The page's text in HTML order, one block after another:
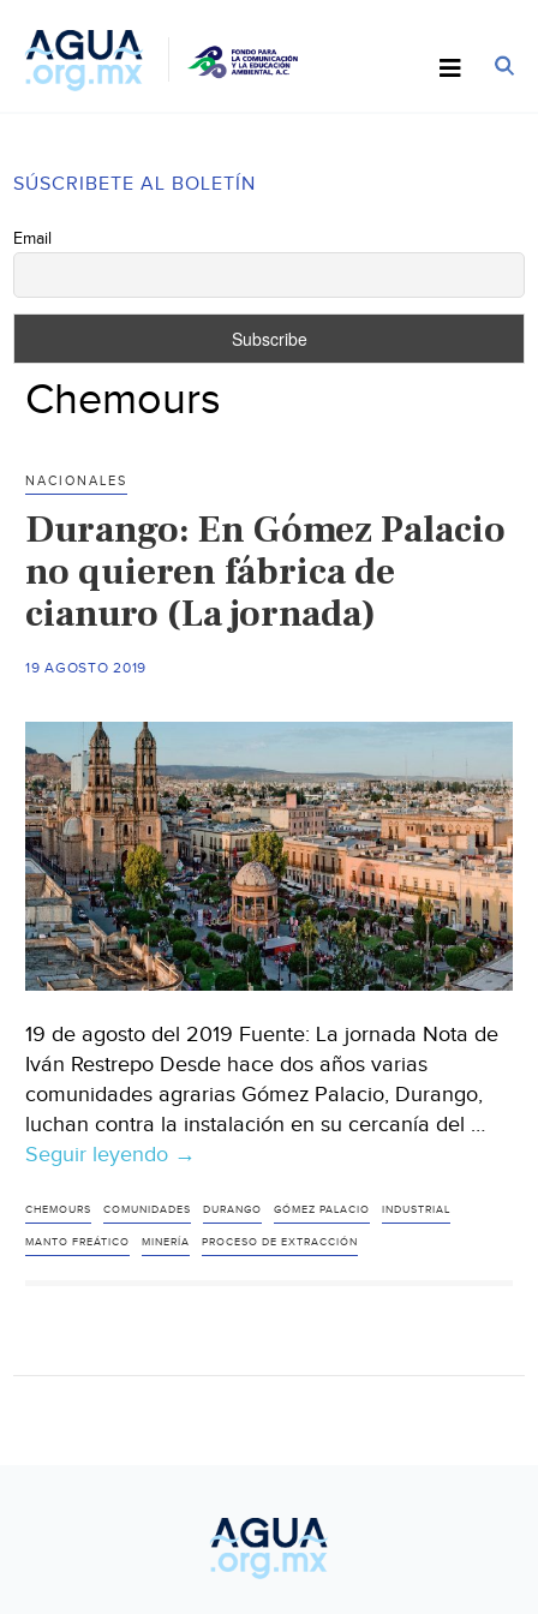
SÚSCRIBETE AL BOLETÍN
Email
Chemours
NACIONALES
Durango: En Gómez Palacio
no quieren fábrica de
cianuro (La jornada)
19 AGOSTO 2019
19 de agosto del 2019 Fuente: La jornada Nota de
Iván Restrepo Desde hace dos años varias
comunidades agrarias Gómez Palacio, Durango,
luchan contra la instalación en su cercanía del …
Seguir leyendo Durango:
Gómez
Palacio
→
CHEMOURS COMUNIDADES DURANGO GÓMEZ PALACIO INDUSTRIAL
MANTO FREÁTICO MINERÍA PROCESO DE EXTRACCIÓN